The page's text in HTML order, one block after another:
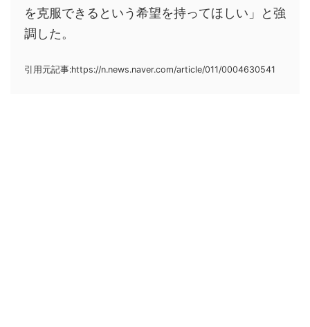
を克服できるという希望を持ってほしい」と強
調した。
引用元記事:https://n.news.naver.com/article/011/0004630541